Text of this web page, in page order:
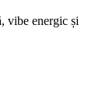
vibe energic și